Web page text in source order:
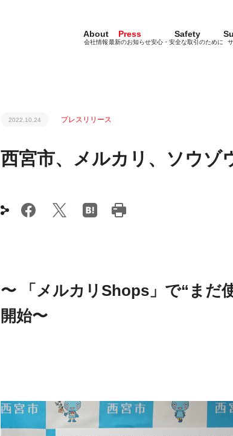
About
会社情報
Press
最新のお知らせ
Safety
安心・安全な取引のために
2022.10.24 プレスリリース
西宮市、メルカリ、ソウゾ
〜 「メルカリShops」で“まだ
開始〜